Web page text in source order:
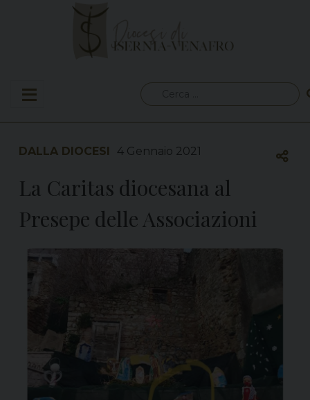
per:
DALLA DIOCESI 4 Gennaio 2021
La Caritas diocesana al
Presepe delle Associazioni